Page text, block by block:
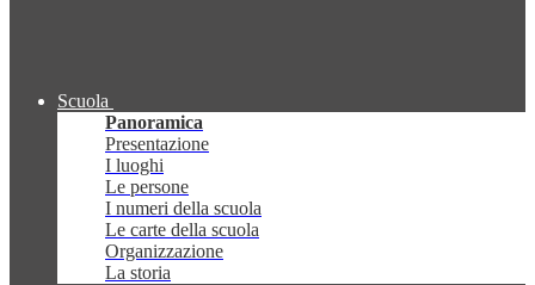
Scuola
Panoramica
Presentazione
I luoghi
Le persone
I numeri della scuola
Le carte della scuola
Organizzazione
La storia